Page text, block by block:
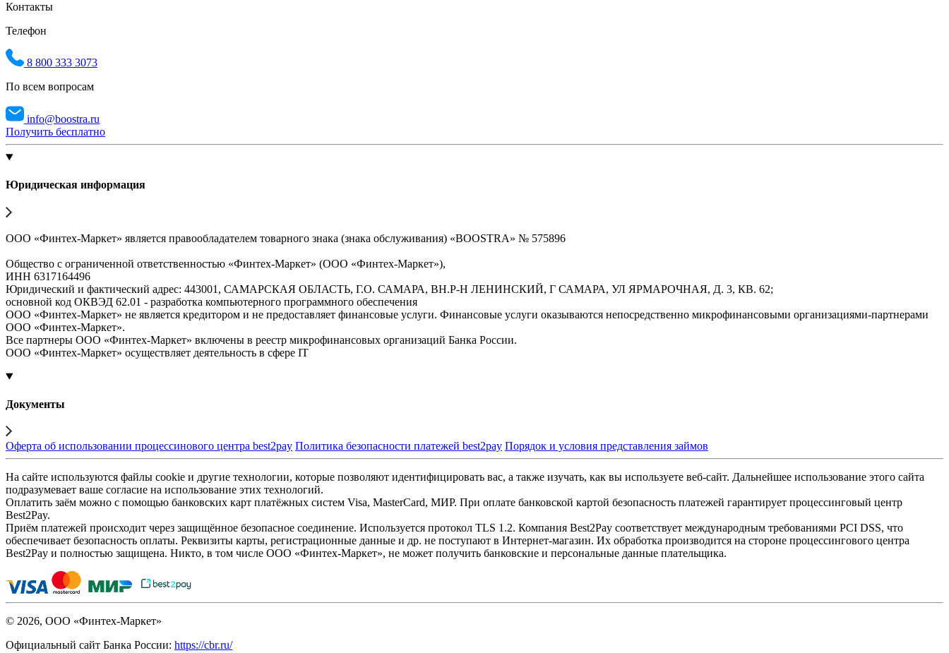
Контакты
Телефон
8 800 333 3073
По всем вопросам
info@boostra.ru
Получить бесплатно
Юридическая информация
ООО «Финтех-Маркет» является правообладателем товарного знака (знака обслуживания) «BOOSTRA» № 575896
Общество с ограниченной ответственностью «Финтех-Маркет» (ООО «Финтех-Маркет»),
ИНН 6317164496
Юридический и фактический адрес: 443001, САМАРСКАЯ ОБЛАСТЬ, Г.О. САМАРА, ВН.Р-Н ЛЕНИНСКИЙ, Г САМАРА, УЛ ЯРМАРОЧНАЯ, Д. 3, КВ. 62;
основной код ОКВЭД 62.01 - разработка компьютерного программного обеспечения
ООО «Финтех-Маркет» не является кредитором и не предоставляет финансовые услуги. Финансовые услуги оказываются непосредственно микрофинансовыми организациями-партнерами
ООО «Финтех-Маркет».
Все партнеры ООО «Финтех-Маркет» включены в реестр микрофинансовых организаций Банка России.
ООО «Финтех-Маркет» осуществляет деятельность в сфере IT
Документы
Оферта об использовании процессинового центра best2pay Политика безопасности платежей best2pay Порядок и условия представления займов
На сайте используются файлы cookie и другие технологии, которые позволяют идентифицировать вас, а также изучать, как вы используете веб-сайт. Дальнейшее использование этого сайта
подразумевает ваше согласие на использование этих технологий.
Оплатить заём можно с помощью банковских карт платёжных систем Visa, MasterCard, МИР. При оплате банковской картой безопасность платежей гарантирует процессинговый центр
Best2Pay.
Приём платежей происходит через защищённое безопасное соединение. Используется протокол TLS 1.2. Компания Best2Pay соответствует международным требованиями PCI DSS, что
обеспечивает безопасность оплаты. Реквизиты карты, регистрационные данные и др. не поступают в Интернет-магазин. Их обработка производится на стороне процессингового центра
Best2Pay и полностью защищена. Никто, в том числе ООО «Финтех-Маркет», не может получить банковские и персональные данные плательщика.
© 2026, ООО «Финтех-Маркет»
Официальный сайт Банка России: https://cbr.ru/